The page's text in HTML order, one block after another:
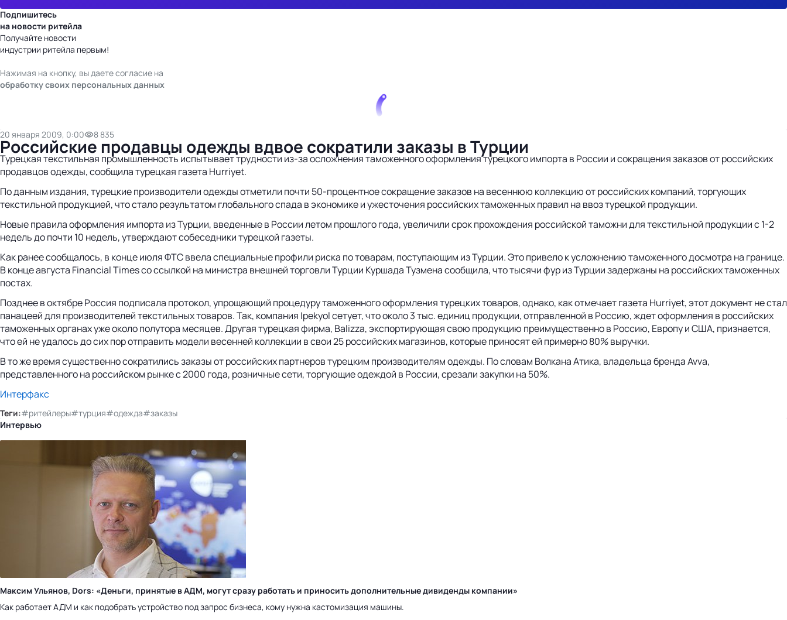
Подпишитесь
на новости ритейла
Получайте новости
индустрии ритейла первым!
Нажимая на кнопку, вы даете согласие на
обработку своих персональных данных
20 января 2009, 0:00 8 835
Российские продавцы одежды вдвое сократили заказы в Турции
Турецкая текстильная промышленность испытывает трудности из-за осложнения таможенного оформления турецкого импорта в России и сокращения заказов от российских
продавцов одежды, сообщила турецкая газета Hurriyet.
По данным издания, турецкие производители одежды отметили почти 50-процентное сокращение заказов на весеннюю коллекцию от российских компаний, торгующих
текстильной продукцией, что стало результатом глобального спада в экономике и ужесточения российских таможенных правил на ввоз турецкой продукции.
Новые правила оформления импорта из Турции, введенные в России летом прошлого года, увеличили срок прохождения российской таможни для текстильной продукции с 1-2
недель до почти 10 недель, утверждают собеседники турецкой газеты.
Как ранее сообщалось, в конце июля ФТС ввела специальные профили риска по товарам, поступающим из Турции. Это привело к усложнению таможенного досмотра на границе.
В конце августа Financial Times со ссылкой на министра внешней торговли Турции Куршада Тузмена сообщила, что тысячи фур из Турции задержаны на российских таможенных
постах.
Позднее в октябре Россия подписала протокол, упрощающий процедуру таможенного оформления турецких товаров, однако, как отмечает газета Hurriyet, этот документ не стал
панацеей для производителей текстильных товаров. Так, компания Ipekyol сетует, что около 3 тыс. единиц продукции, отправленной в Россию, ждет оформления в российских
таможенных органах уже около полутора месяцев. Другая турецкая фирма, Balizza, экспортирующая свою продукцию преимущественно в Россию, Европу и США, признается,
что ей не удалось до сих пор отправить модели весенней коллекции в свои 25 российских магазинов, которые приносят ей примерно 80% выручки.
В то же время существенно сократились заказы от российских партнеров турецким производителям одежды. По словам Волкана Атика, владельца бренда Avva,
представленного на российском рынке с 2000 года, розничные сети, торгующие одеждой в России, срезали закупки на 50%.
Интерфакс
Теги:#ритейлеры#турция#одежда#заказы
Интервью
Максим Ульянов, Dors: «Деньги, принятые в АДМ, могут сразу работать и приносить дополнительные дивиденды компании»
Как работает АДМ и как подобрать устройство под запрос бизнеса, кому нужна кастомизация машины.